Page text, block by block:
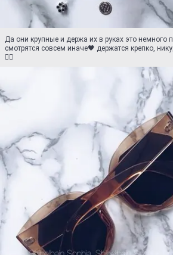
Да они крупные и держа их в руках это немного
смотрятся совсем иначе🖤 держатся крепко,
👍🏼